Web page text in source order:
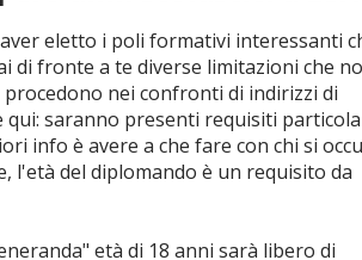
eletto i poli formativi interessanti
di fronte a te diverse limitazioni che
nei confronti di indirizzi di
qui: saranno presenti requisiti
info è avere a che fare con chi si
l'età del diplomando è un requisito da
età di 18 anni sarà libero di